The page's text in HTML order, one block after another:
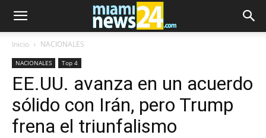
Inicio NACIONALES
NACIONALES Top 4
EE.UU. avanza en un acuerdo
sólido con Irán, pero Trump
frena el triunfalismo